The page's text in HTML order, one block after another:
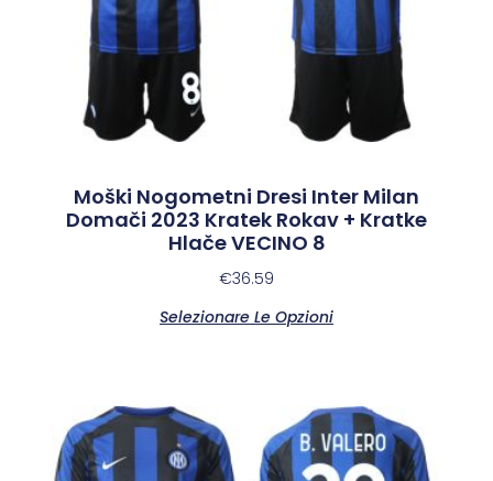
Moški Nogometni Dresi Inter Milan
Domači 2023 Kratek Rokav + Kratke
Hlače VECINO 8
€36.59
Selezionare Le Opzioni